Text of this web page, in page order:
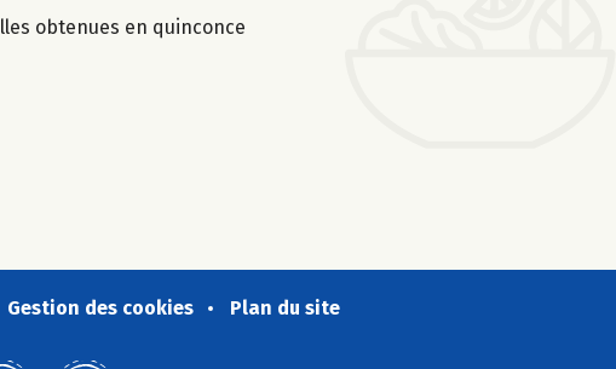
obtenues en quinconce
Gestion des cookies Plan du site